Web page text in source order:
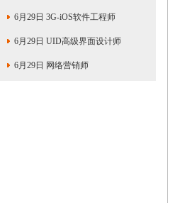
6月29日 3G-iOS软件工程师
6月29日 UID高级界面设计师
6月29日 网络营销师